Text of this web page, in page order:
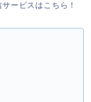
ービスはこちら！